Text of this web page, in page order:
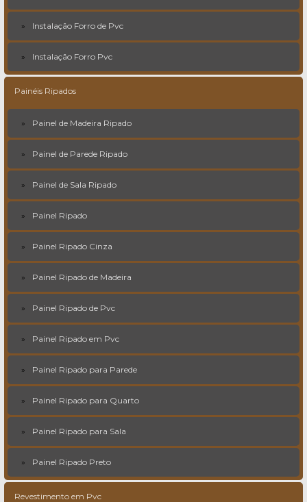
Instalação Forro de Pvc
Instalação Forro Pvc
Painéis Ripados
Painel de Madeira Ripado
Painel de Parede Ripado
Painel de Sala Ripado
Painel Ripado
Painel Ripado Cinza
Painel Ripado de Madeira
Painel Ripado de Pvc
Painel Ripado em Pvc
Painel Ripado para Parede
Painel Ripado para Quarto
Painel Ripado para Sala
Painel Ripado Preto
Revestimento em Pvc